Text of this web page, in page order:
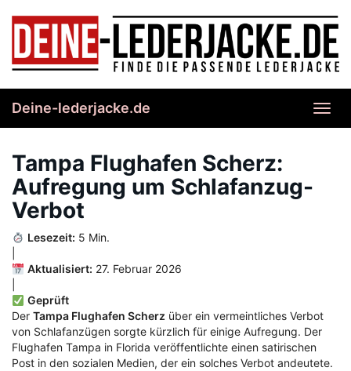
content
Deine-lederjacke.de
Tampa Flughafen Scherz:
Aufregung um Schlafanzug-
Verbot
Lesezeit: 5 Min.
Aktualisiert: 27. Februar 2026
Geprüft
Der Tampa Flughafen Scherz über ein vermeintliches Verbot
von Schlafanzügen sorgte kürzlich für einige Aufregung. Der
Flughafen Tampa in Florida veröffentlichte einen satirischen
Post in den sozialen Medien, der ein solches Verbot andeutete.